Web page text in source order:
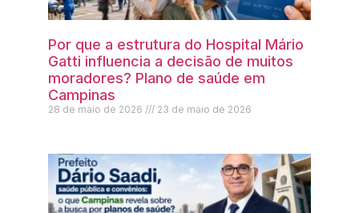
Por que a estrutura do Hospital Mário
Gatti influencia a decisão de muitos
moradores? Plano de saúde em
Campinas
28 de maio de 2026 23 de maio de 2026